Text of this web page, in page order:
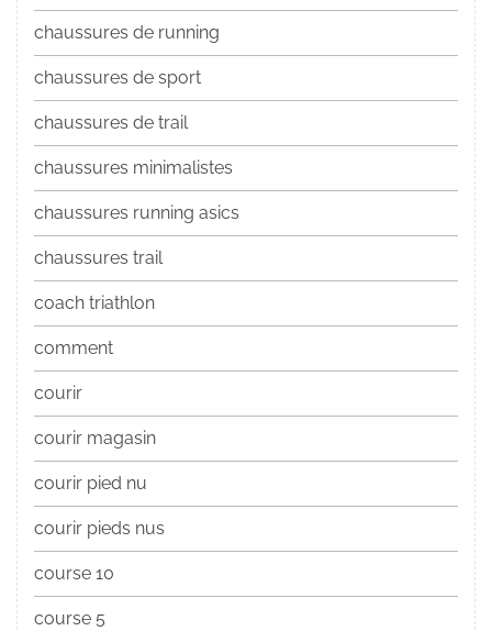
chaussures de running
chaussures de sport
chaussures de trail
chaussures minimalistes
chaussures running asics
chaussures trail
coach triathlon
comment
courir
courir magasin
courir pied nu
courir pieds nus
course 10
course 5